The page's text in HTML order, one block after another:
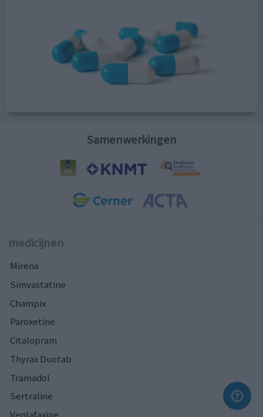
Samenwerkingen
medicijnen
Mirena
Simvastatine
Champix
Paroxetine
Citalopram
Thyrax Duotab
Tramadol
Sertraline